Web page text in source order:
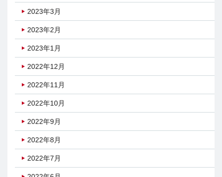
2023年3月
2023年2月
2023年1月
2022年12月
2022年11月
2022年10月
2022年9月
2022年8月
2022年7月